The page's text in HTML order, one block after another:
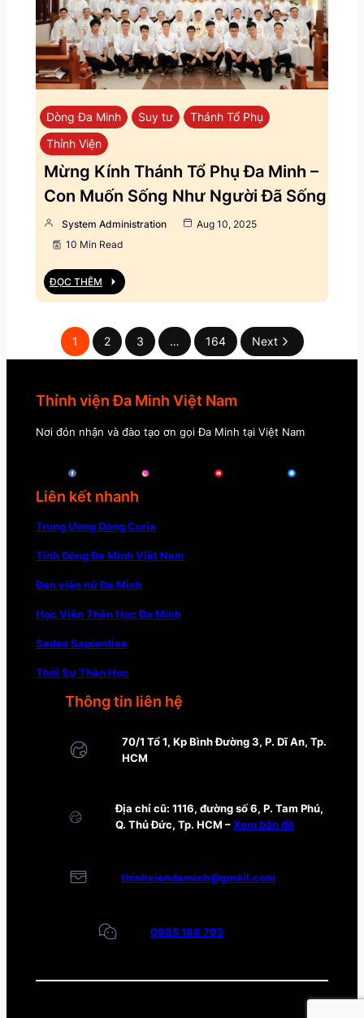
Dòng Đa Minh Suy tư
Thánh Tổ Phụ
Thỉnh Viện
Mừng Kính Thánh Tổ Phụ Đa Minh –
Con Muốn Sống Như Người Đã Sống
System Administration
Aug 10, 2025
10 Min Read
ĐỌC THÊM
1 2 3 … 164 Next
Thỉnh viện Đa Minh Việt Nam
Nơi đón nhận và đào tạo ơn gọi Đa Minh tại Việt Nam
Liên kết nhanh
Trung Ương Dòng Curia
Tỉnh Dòng Đa Minh Việt Nam
Đan viện nữ Đa Minh
Học Viện Thần Học Đa Minh
Sedes Sapientiae
Thời Sự Thần Học
Thông tin liên hệ
70/1 Tổ 1, Kp Bình Đường 3, P. Dĩ An, Tp.
HCM
Địa chỉ cũ: 1116, đường số 6, P. Tam Phú,
Q. Thủ Đức, Tp. HCM –Xem bản đồ
thinhviendaminh@gmail.com
0985 188 795